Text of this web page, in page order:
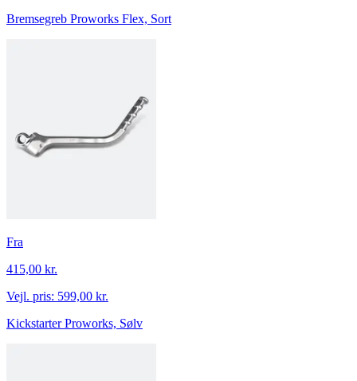
Bremsegreb Proworks Flex, Sort
Fra
415,00 kr.
Vejl. pris: 599,00 kr.
Kickstarter Proworks, Sølv